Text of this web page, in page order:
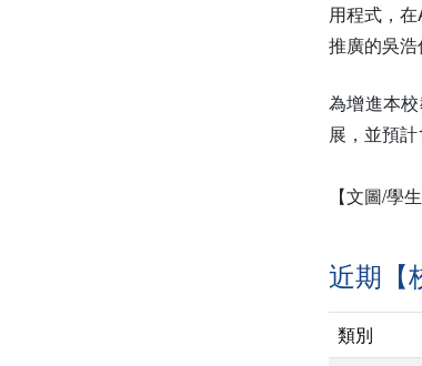
用程式，
推廣的吳
為增進本
展，並預
【文圖/學
近期【
類別